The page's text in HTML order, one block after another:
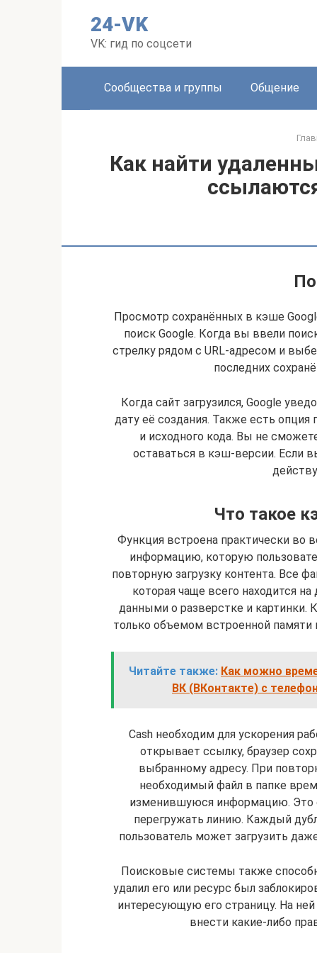
24-VK
VK: гид по соцсети
Сообщества и группы Общение
Как найти
Просмотр сохранённых в кэше
поиск Google. Когда вы ввели
стрелку рядом с URL-адресом и
последних
Когда сайт загрузился, Google
дату её создания. Также есть опция
и исходного кода. Вы не
оставаться в кэш-версии. Если
Что такое
Функция встроена практически во
информацию, которую
повторную загрузку контента. Все
которая чаще всего находится
данными о разверстке и картинки.
только объемом встроенной памяти
Читайте также: Как можно
ВК (ВКонтакте) с
Cash необходим для ускорения
открывает ссылку, браузер
выбранному адресу. При
необходимый файл в папке
изменившуюся информацию. Это
перегружать линию. Каждый
пользователь может загрузить
Поисковые системы также
удалил его или ресурс был
интересующую его страницу. На
внести какие-либо